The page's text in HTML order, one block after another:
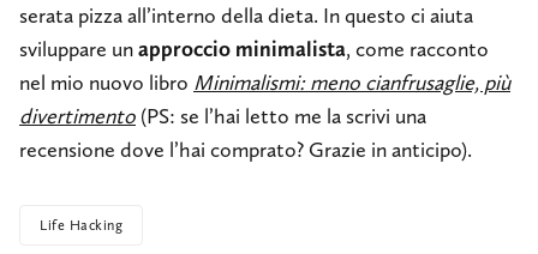
serata pizza all’interno della dieta. In questo ci aiuta
sviluppare unapproccio minimalista, come racconto
nel mio nuovo libro Minimalismi: meno cianfrusaglie, più
divertimento (PS: se l’hai letto me la scrivi una
recensione dove l’hai comprato? Grazie in anticipo).
Life Hacking